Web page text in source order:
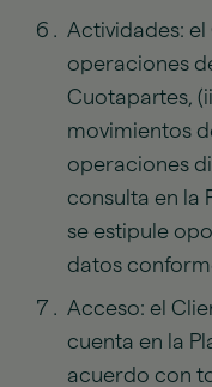
Actividades:
operaciones
Cuotapartes,
movimientos
operaciones
consulta en la
se estipule
datos
Acceso: el
cuenta en la
acuerdo con